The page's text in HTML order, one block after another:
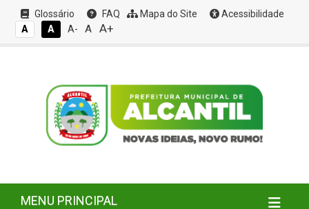
Glossário FAQ Mapa do Site
Acessibilidade
A
A A- A A+
MENU PRINCIPAL